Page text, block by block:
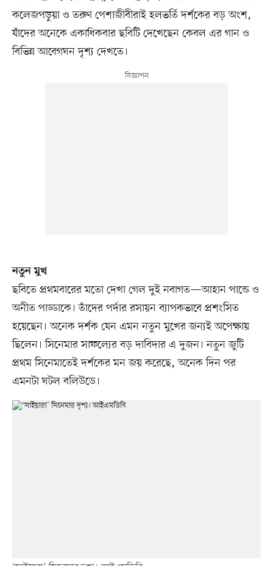
কলেজপড়ুয়া ও তরুণ পেশাজীবীরাই হলভর্তি দর্শকের বড় অংশ,
যাঁদের অনেকে একাধিকবার ছবিটি দেখেছেন কেবল এর গান ও
বিভিন্ন আবেগঘন দৃশ্য দেখতে।
নতুন মুখ
ছবিতে প্রথমবারের মতো দেখা গেল দুই নবাগত—আহান পান্ডে ও
অনীত পাড্ডাকে। তাঁদের পর্দার রসায়ন ব্যাপকভাবে প্রশংসিত
হয়েছেন। অনেক দর্শক যেন এমন নতুন মুখের জন্যই অপেক্ষায়
ছিলেন। সিনেমার সাফল্যের বড় দাবিদার এ দুজন। নতুন জুটি
প্রথম সিনেমাতেই দর্শকের মন জয় করেছে, অনেক দিন পর
এমনটা ঘটল বলিউডে।